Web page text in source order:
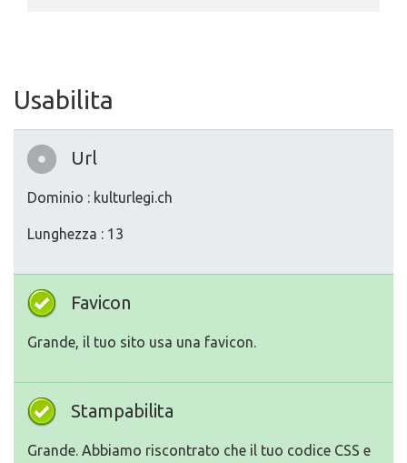
Usabilita
Url
Dominio : kulturlegi.ch
Lunghezza : 13
Favicon
Grande, il tuo sito usa una favicon.
Stampabilita
Grande. Abbiamo riscontrato che il tuo codice CSS e